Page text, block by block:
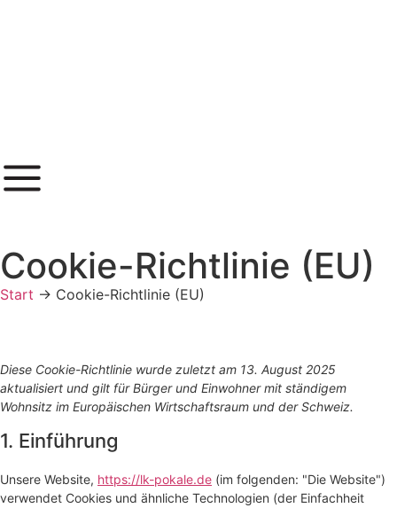
Cookie-Richtlinie (EU)
Start → Cookie-Richtlinie (EU)
Diese Cookie-Richtlinie wurde zuletzt am 13. August 2025
aktualisiert und gilt für Bürger und Einwohner mit ständigem
Wohnsitz im Europäischen Wirtschaftsraum und der Schweiz.
1. Einführung
Unsere Website, https://lk-pokale.de (im folgenden: "Die Website")
verwendet Cookies und ähnliche Technologien (der Einfachheit